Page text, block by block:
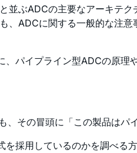
並ぶADCの主要なアーキテ
、ADCに関する一般的な注
、パイプライン型ADCの原
その冒頭に「この製品はパ
採用しているのかを調べ